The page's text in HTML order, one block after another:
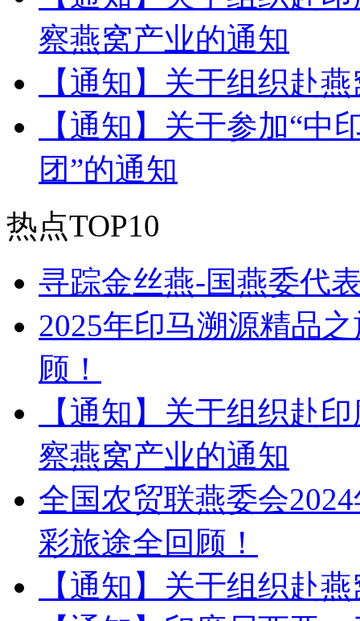
察燕窝产业的通知
【通知】关于组织赴
【通知】关于参加“
团”的通知
热点TOP10
寻踪金丝燕-国燕委代
2025年印马溯源精品
顾！
【通知】关于组织赴
察燕窝产业的通知
全国农贸联燕委会
彩旅途全回顾！
【通知】关于组织赴